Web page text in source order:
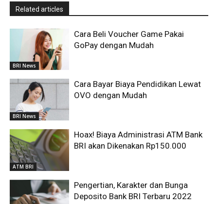
Related articles
BRI News
Cara Beli Voucher Game Pakai
GoPay dengan Mudah
BRI News
Cara Bayar Biaya Pendidikan Lewat
OVO dengan Mudah
ATM BRI
Hoax! Biaya Administrasi ATM Bank
BRI akan Dikenakan Rp150.000
Pengertian, Karakter dan Bunga
Deposito Bank BRI Terbaru 2022